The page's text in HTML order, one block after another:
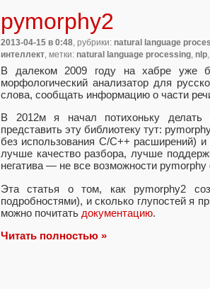
pymorphy2
2013-04-15 в 0:48, рубрики: natural language
интеллект, метки: natural language processing, nlp,
В далеком 2009 году на хабре уже
морфологический анализатор для
слова, сообщать информацию о части
В 2012м я начал потихоньку делать
представить эту библиотеку тут:
без использования C/C++ расширений)
лучше качество разбора, лучше
негатива — не все возможности
Эта статья о том, как pymorphy2
подробностями), и сколько глупостей я
можно почитать документацию.
Читать полностью »